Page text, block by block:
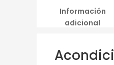
Información
adicional